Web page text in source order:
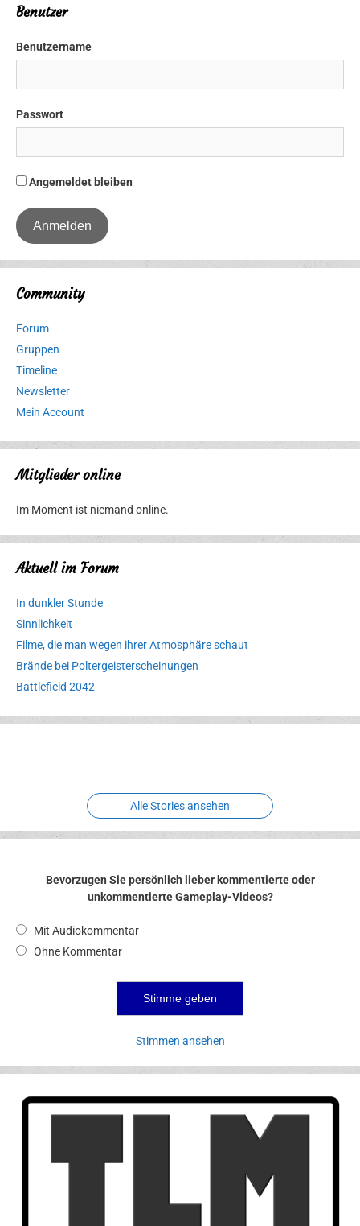
Benutzer
Benutzername
Passwort
Angemeldet bleiben
Community
Forum
Gruppen
Timeline
Newsletter
Mein Account
Mitglieder online
Im Moment ist niemand online.
Aktuell im Forum
In dunkler Stunde
Sinnlichkeit
Filme, die man wegen ihrer Atmosphäre schaut
Brände bei Poltergeisterscheinungen
Battlefield 2042
Erlebnispark
Verbotene
Alle Stories ansehen
Bevorzugen Sie persönlich lieber kommentierte oder
unkommentierte Gameplay-Videos?
Mit Audiokommentar
Ohne Kommentar
Stimmen ansehen